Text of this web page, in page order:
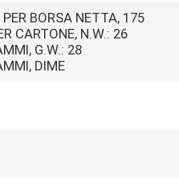
PER BORSA NETTA, 175
CARTONE, N.W.: 26
G.W.: 28
DIME